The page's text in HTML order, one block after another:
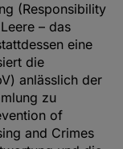
(Responsibility
– das
eine
die
anlässlich der
zu
of
and Crimes